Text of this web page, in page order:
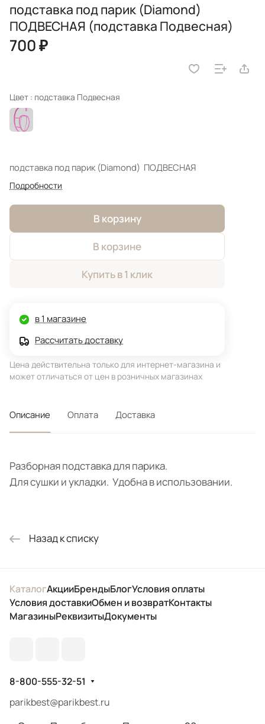
подставка под парик (Diamond)
ПОДВЕСНАЯ (подставка Подвесная)
700 ₽
Цвет : подставка Подвесная
подставка под парик (Diamond) ПОДВЕСНАЯ
Подробности
В корзину
В корзине
Купить в 1 клик
в 1 магазине
Рассчитать доставку
Цена действительна только для интернет-магазина и
может отличаться от цен в розничных магазинах
Описание Оплата Доставка
Разборная подставка для парика.
Для сушки и укладки. Удобна в использовании.
Назад к списку
КаталогАкцииБрендыБлогУсловия оплаты
Условия доставкиОбмен и возвратКонтакты
МагазиныРеквизитыДокументы
8-800-555-32-51
parikbest@parikbest.ru